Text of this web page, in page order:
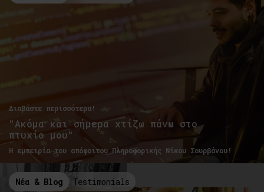
Διαβάστε περισσότερα!
"Ακόμα και σήμερα χτίζω πάνω στο
πτυχίο μου"
Η εμπειρία του απόφοιτου Πληροφορικής Νίκου Σουρβάνου!
Νέα & Blog Testimonials